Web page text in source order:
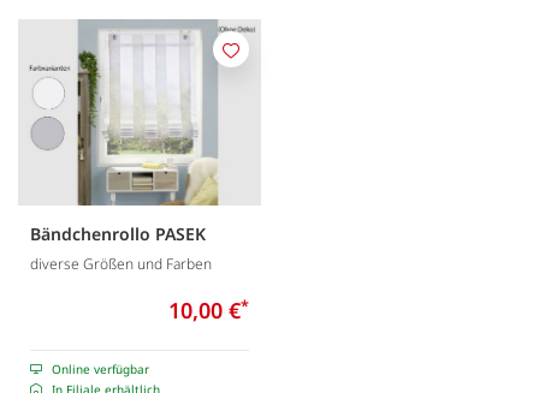
Bändchenrollo PASEK
diverse Größen und Farben
10,00 €*
Online verfügbar
In Filiale erhältlich
Merken